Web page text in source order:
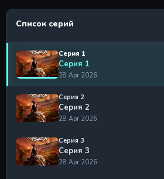
Список серий
Серия 1
Серия 1
28 Apr 2026
Серия 2
Серия 2
28 Apr 2026
Серия 3
Серия 3
28 Apr 2026